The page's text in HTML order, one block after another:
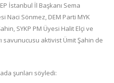
İstanbul İl Başkanı Sema
Naci Sönmez, DEM Parti MYK
SYKP PM Üyesi Halit Elçi ve
savunucusu aktivist Ümit Şahin de
şunları söyledi: